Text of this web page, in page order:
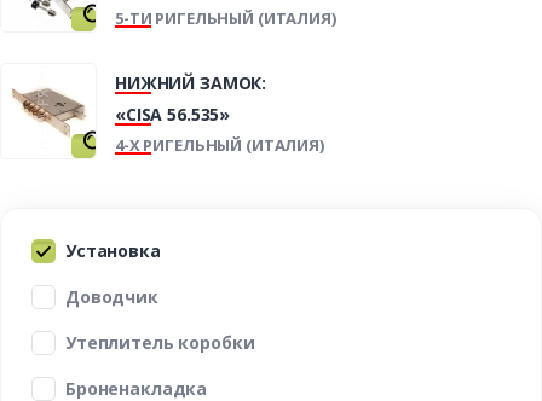
5-ТИ РИГЕЛЬНЫЙ (ИТАЛИЯ)
НИЖНИЙ ЗАМОК:
«CISA 56.535»
4-Х РИГЕЛЬНЫЙ (ИТАЛИЯ)
Установка
Доводчик
Утеплитель коробки
Броненакладка